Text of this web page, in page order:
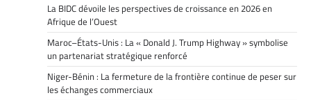
La BIDC dévoile les perspectives de croissance en 2026 en
Afrique de l’Ouest
Maroc–États-Unis : La « Donald J. Trump Highway » symbolise
un partenariat stratégique renforcé
Niger-Bénin : La fermeture de la frontière continue de peser sur
les échanges commerciaux